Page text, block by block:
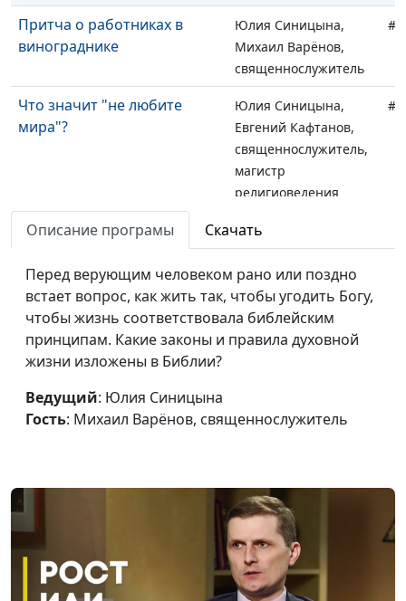
Притча о работниках в
винограднике
Юлия Синицына,
Михаил Варёнов,
священнослужитель
Что значит "не любите
мира"?
Юлия Синицына,
Евгений Кафтанов,
священнослужитель,
магистр
религиоведения
Тайны Тайной Вечери
Юлия Синицына,
Евгений Кафтанов,
священнослужитель,
магистр
религиоведения
Каждый ли христианин
за веру?
Юлия Синицына,
магистр
каким он должен быть?
Евгений Кафтанов,
священнослужитель,
магистр
религиоведения
Описание програмы Скачать
Перед верующим человеком рано или поздно
встает вопрос, как жить так, чтобы угодить Богу,
чтобы жизнь соответствовала библейским
принципам. Какие законы и правила духовной
жизни изложены в Библии?
Ведущий: Юлия Синицына
Гость: Михаил Варёнов, священнослужитель